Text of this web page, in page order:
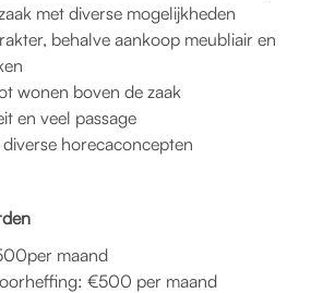
met diverse mogelijkheden
behalve aankoop meubliair en
wonen boven de zaak
en veel passage
horecaconcepten
maand
€500 per maand